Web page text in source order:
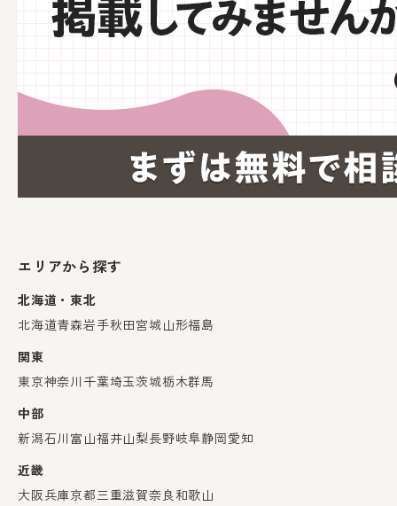
エリアから探す
北海道・東北
北海道青森岩手秋田宮城山形福島
関東
東京神奈川 千葉埼玉茨城栃木群馬
中部
新潟石川 富山福井山梨長野岐阜静岡愛知
近畿
大阪兵庫京都三重滋賀奈良和歌山